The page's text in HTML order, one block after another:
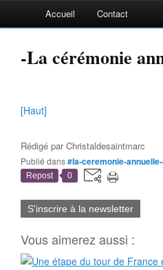
Accueil Contact
-La cérémonie
[Haut]
Rédigé parChristaldesaintmarc
Publié dans#la-ceremonie-
Repost 0
S'inscrire à la newsletter
Vous aimerez aussi :